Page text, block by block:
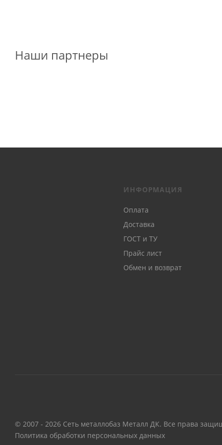
Наши партнеры
ИНФОРМАЦИЯ
Оплата
Доставка
ГОСТ и ТУ
Прайс лист
Обмен и возврат
© 2007 - 2026 Сеть металлобаз Металл ДК. Все права
Политика обработки персональных данных